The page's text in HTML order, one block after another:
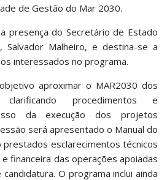
de Gestão do Mar 2030.
presença do Secretário de Estado
Malheiro, e destina-se a
interessados no programa.
aproximar o MAR2030 dos
procedimentos e
da execução dos projetos
será apresentado o Manual do
prestados esclarecimentos técnicos
financeira das operações apoiadas
O programa inclui ainda